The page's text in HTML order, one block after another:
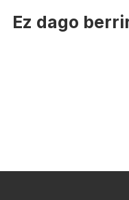
Ez dago